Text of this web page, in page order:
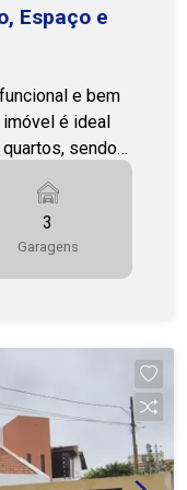
Espaço e
e bem
é ideal
quem
trabalho ou
e arejada,
2 banheiros
privativo,
com fácil
e às
- PJ 208 (79)
3
Garagens